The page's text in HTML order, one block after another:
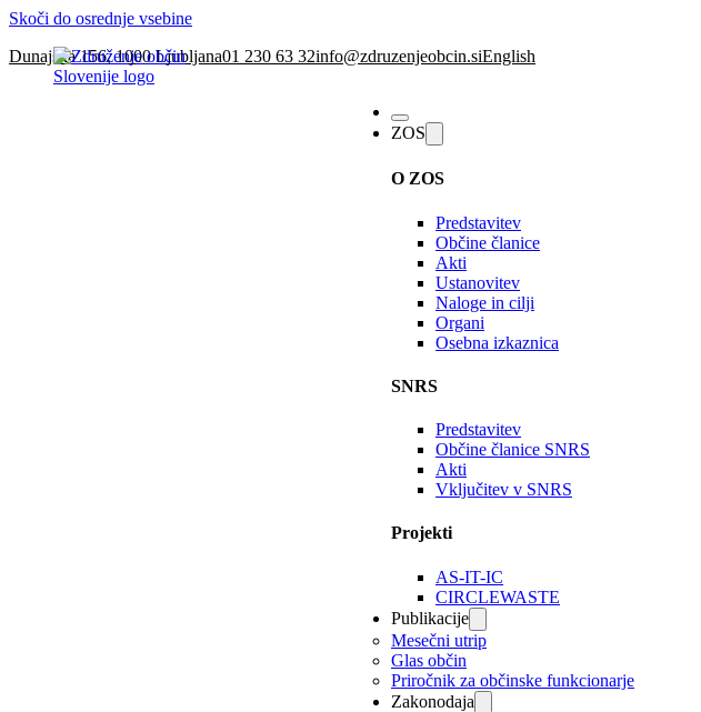
Skoči do osrednje vsebine
Dunajska 156, 1000 Ljubljana01 230 63 32info@zdruzenjeobcin.siEnglish
ZOS
O ZOS
Predstavitev
Občine članice
Akti
Ustanovitev
Naloge in cilji
Organi
Osebna izkaznica
SNRS
Predstavitev
Občine članice SNRS
Akti
Vključitev v SNRS
Projekti
AS-IT-IC
CIRCLEWASTE
Publikacije
Mesečni utrip
Glas občin
Priročnik za občinske funkcionarje
Zakonodaja